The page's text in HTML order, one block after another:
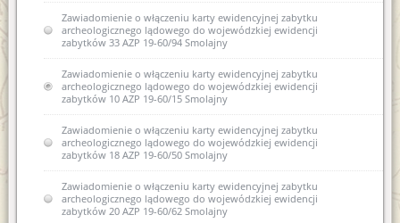
Zawiadomienie o włączeniu karty ewidencyjnej zabytku
archeologicznego lądowego do wojewódzkiej ewidencji
zabytków 33 AZP 19-60/94 Smolajny
Zawiadomienie o włączeniu karty ewidencyjnej zabytku
archeologicznego lądowego do wojewódzkiej ewidencji
zabytków 10 AZP 19-60/15 Smolajny
Zawiadomienie o włączeniu karty ewidencyjnej zabytku
archeologicznego lądowego do wojewódzkiej ewidencji
zabytków 18 AZP 19-60/50 Smolajny
Zawiadomienie o włączeniu karty ewidencyjnej zabytku
archeologicznego lądowego do wojewódzkiej ewidencji
zabytków 20 AZP 19-60/62 Smolajny